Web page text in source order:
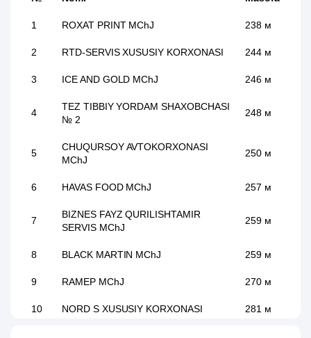
1 ROXAT PRINT MChJ 238 м
2 RTD-SERVIS XUSUSIY KORXONASI 244 м
3 ICE AND GOLD MChJ 246 м
4
TEZ TIBBIY YORDAM SHAXOBCHASI
№ 2
248 м
5
CHUQURSOY AVTOKORXONASI
MChJ
250 м
6 HAVAS FOOD MChJ 257 м
7
BIZNES FAYZ QURILISHTAMIR
SERVIS MChJ
259 м
8 BLACK MARTIN MChJ 259 м
9 RAMEP MChJ 270 м
10 NORD S XUSUSIY KORXONASI 281 м